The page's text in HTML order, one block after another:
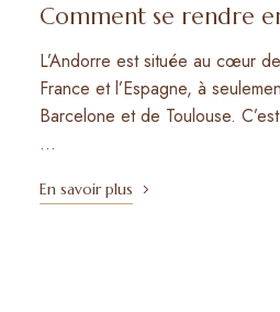
Comment se rendre
L’Andorre est située au cœur
France et l’Espagne, à
Barcelone et de Toulouse.
…
En savoir plus